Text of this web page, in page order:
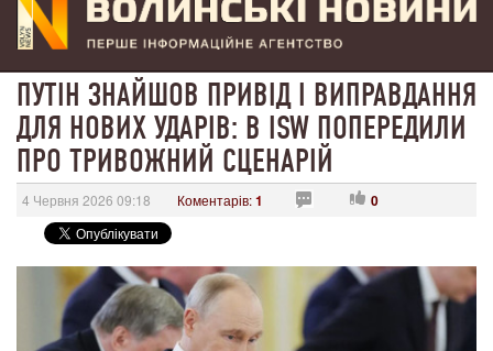
ПУТІН ЗНАЙШОВ ПРИВІД І ВИПРАВДАННЯ
ДЛЯ НОВИХ УДАРІВ: В ISW ПОПЕРЕДИЛИ
ПРО ТРИВОЖНИЙ СЦЕНАРІЙ
4 Червня 2026 09:18 Коментарів:1 0